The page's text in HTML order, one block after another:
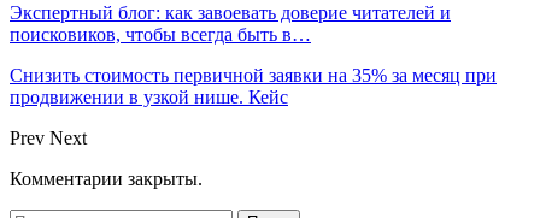
Экспертный блог: как завоевать доверие читателей и
поисковиков, чтобы всегда быть в…
Снизить стоимость первичной заявки на 35% за месяц при
продвижении в узкой нише. Кейс
Prev Next
Комментарии закрыты.